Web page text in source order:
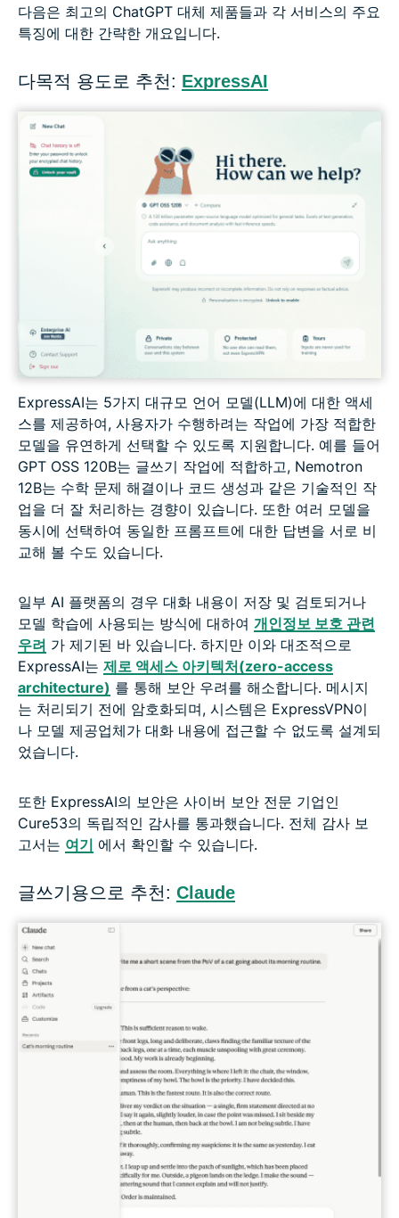
다음은 최고의 ChatGPT 대체 제품들과 각 서비스의 주요
특징에 대한 간략한 개요입니다.
다목적 용도로 추천: ExpressAI
ExpressAI는 5가지 대규모 언어 모델(LLM)에 대한 액세
스를 제공하여, 사용자가 수행하려는 작업에 가장 적합한
모델을 유연하게 선택할 수 있도록 지원합니다. 예를 들어
GPT OSS 120B는 글쓰기 작업에 적합하고, Nemotron
12B는 수학 문제 해결이나 코드 생성과 같은 기술적인 작
업을 더 잘 처리하는 경향이 있습니다. 또한 여러 모델을
동시에 선택하여 동일한 프롬프트에 대한 답변을 서로 비
교해 볼 수도 있습니다.
일부 AI 플랫폼의 경우 대화 내용이 저장 및 검토되거나
모델 학습에 사용되는 방식에 대하여 개인정보 보호 관련
우려 가 제기된 바 있습니다. 하지만 이와 대조적으로
ExpressAI는 제로 액세스 아키텍처(zero-access
architecture) 를 통해 보안 우려를 해소합니다. 메시지
는 처리되기 전에 암호화되며, 시스템은 ExpressVPN이
나 모델 제공업체가 대화 내용에 접근할 수 없도록 설계되
었습니다.
또한 ExpressAI의 보안은 사이버 보안 전문 기업인
Cure53의 독립적인 감사를 통과했습니다. 전체 감사 보
고서는 여기 에서 확인할 수 있습니다.
글쓰기용으로 추천: Claude